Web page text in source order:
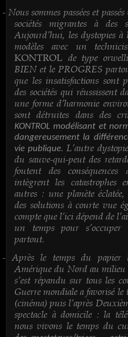
- Nous sommes passées et
sociétés migrantes à des
Aujourd’hui, les dystopies
modèles avec un
KONTROL de type
BIEN et le PROGRES
que les insatisfactions sont
des sociétés qui réussissent
une forme d’harmonie
sont détruites dans des
KONTROL modélisant et
dangereusement la
vie publique. L’autre
du sauve-qui-peut des
foutent des
intègrent les catastrophes
autres : une planète éclatée,
des solutions à courte vue
compte que l’ici dépend de
un temps pour s’occuper
partout.
- Après le temps du papier
Amérique du Nord au
s’est répandu sur tous les
Guerre mondiale a favorisé le
(cinéma) puis l’après
spectacle à domicile : la
nous vivons le temps du